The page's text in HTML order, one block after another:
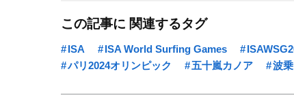
この記事に 関連するタグ
ISA ISA World Surfing Games
パリ2024オリンピック
五十嵐カノア 波